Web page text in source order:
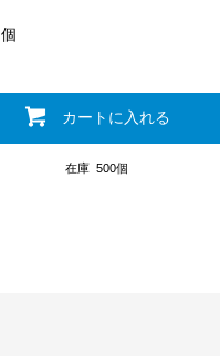
個
カートに入れる
在庫 500個